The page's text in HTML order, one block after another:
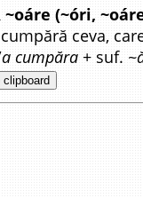
~oáre (~óri,
ceva,
a cumpăra + suf.
clipboard